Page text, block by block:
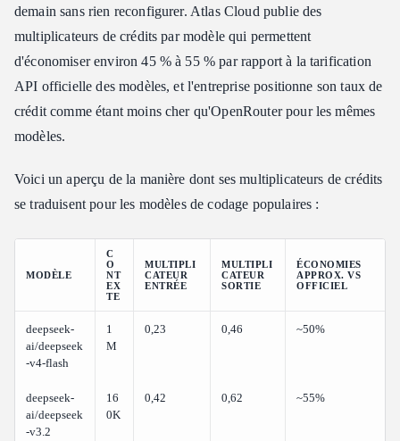
demain sans rien reconfigurer. Atlas Cloud publie des
multiplicateurs de crédits par modèle qui permettent
d'économiser environ 45 % à 55 % par rapport à la tarification
API officielle des modèles, et l'entreprise positionne son taux de
crédit comme étant moins cher qu'OpenRouter pour les mêmes
modèles.
Voici un aperçu de la manière dont ses multiplicateurs de crédits
se traduisent pour les modèles de codage populaires :
MODÈLE
C
O
NT
EX
TE
MULTIPLI
CATEUR
ENTRÉE
MULTIPLI
CATEUR
SORTIE
ÉCONOMIES
APPROX. VS
OFFICIEL
deepseek-
ai/deepseek
-v4-flash
1
M
0,23 0,46 ~50%
deepseek-
ai/deepseek
-v3.2
16
0K
0,42 0,62 ~55%